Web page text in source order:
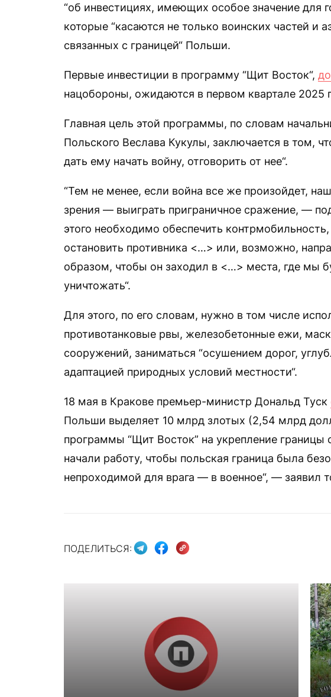
“об инвестициях, имеющих особое значение для
которые “касаются не только воинских частей и
связанных с границей“ Польши.
Первые инвестиции в программу “Щит Восток“,
нацобороны, ожидаются в первом квартале 2025
Главная цель этой программы, по словам
Польского Веслава Кукулы, заключается в том,
дать ему начать войну, отговорить от нее“.
“Тем не менее, если война все же произойдет,
зрения — выиграть приграничное сражение, —
этого необходимо обеспечить
остановить противника <…> или, возможно,
образом, чтобы он заходил в <…> места, где мы
уничтожать“.
Для этого, по его словам, нужно в том числе
противотанковые рвы, железобетонные ежи,
сооружений, заниматься “осушением дорог,
адаптацией природных условий местности“.
18 мая в Кракове премьер-министр Дональд Туск
Польши выделяет 10 млрд злотых (2,54 млрд
программы “Щит Восток” на укрепление
начали работу, чтобы польская граница была
непроходимой для врага — в военное“, — заявил
ПОДЕЛИТЬСЯ: